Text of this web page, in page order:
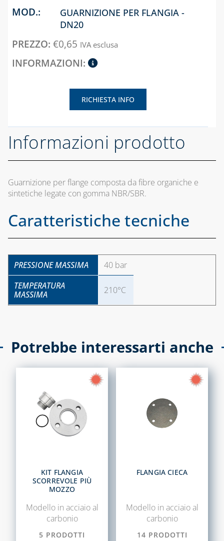
GUARNIZIONE PER FLANGIA -
DN20
€0,65 IVA esclusa
RICHIESTA INFO
Informazioni prodotto
Guarnizione per flange composta da fibre organiche e
sintetiche legate con gomma NBR/SBR.
Caratteristiche tecniche
PRESSIONE MASSIMA
40 bar
TEMPERATURA
MASSIMA
210°C
Potrebbe interessarti anche
KIT FLANGIA
SCORREVOLE PIÙ
MOZZO
Modello in acciaio al
carbonio
5 PRODOTTI
FLANGIA CIECA
Modello in acciaio al
carbonio
14 PRODOTTI